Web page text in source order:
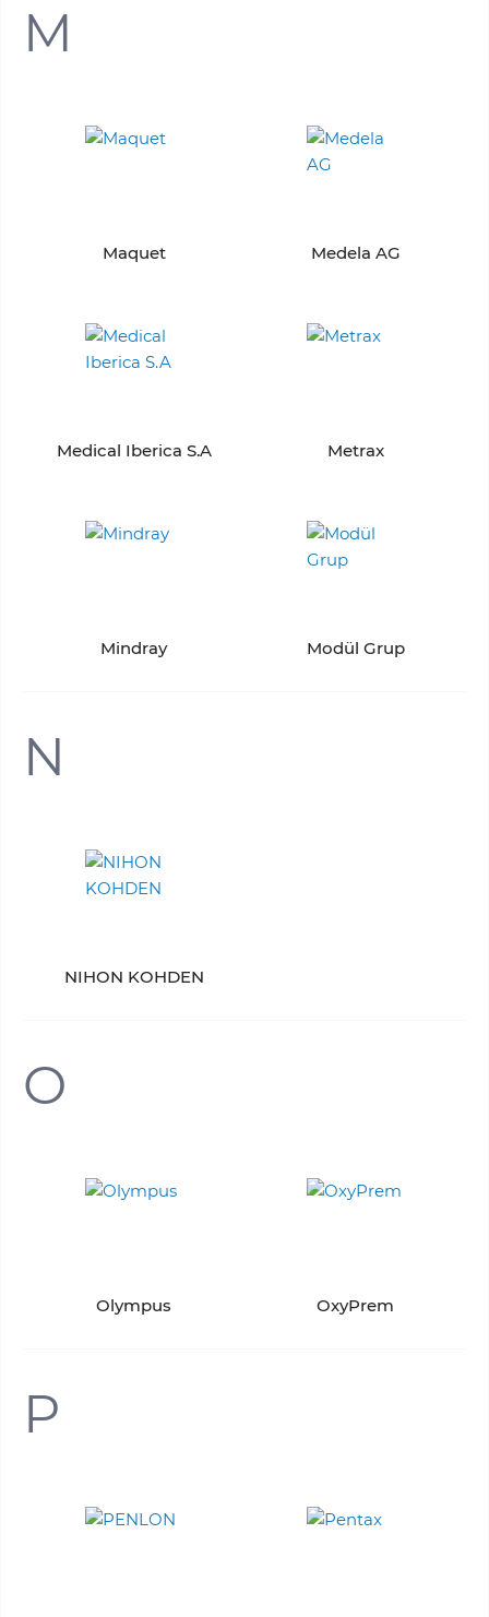
M
Maquet Medela AG
Medical Iberica S.A Metrax
Mindray Modül Grup
N
NIHON KOHDEN
O
Olympus OxyPrem
P